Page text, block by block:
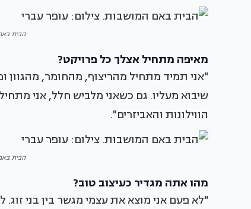
הבית
מאיפה מתחיל אצלך כל פרויקט?
"אני תמיד מתחיל מהריצוף, מהחומר, מהגוון
שיבוא מעליו. גם כשאני מלביש חלל, אני
הווילונות והאביזרים".
הבית
מהו אתה מגדיר כעיצוב טוב?
"לא פעם אני מוצא את עצמי מגשר בין בני זוג.